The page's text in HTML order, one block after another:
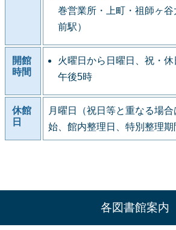
巻営業所・上町・祖師ヶ谷
前駅）
開館
時間
火曜日から日曜日、祝・
午後5時
休館
日
月曜日（祝日等と重なる場
始、館内整理日、特別整理期
各図書館案内